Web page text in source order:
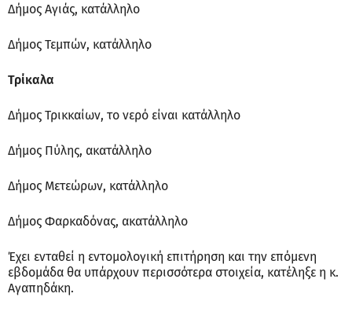
Δήμος Αγιάς, κατάλληλο
Δήμος Τεμπών, κατάλληλο
Τρίκαλα
Δήμος Τρικκαίων, το νερό είναι κατάλληλο
Δήμος Πύλης, ακατάλληλο
Δήμος Μετεώρων, κατάλληλο
Δήμος Φαρκαδόνας, ακατάλληλο
Έχει ενταθεί η εντομολογική επιτήρηση και την επόμενη
εβδομάδα θα υπάρχουν περισσότερα στοιχεία, κατέληξε η κ.
Αγαπηδάκη.